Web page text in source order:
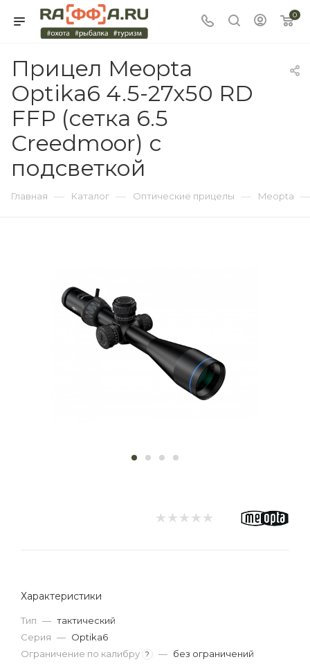
0
Прицел Meopta
Optika6 4.5-27x50 RD
FFP (сетка 6.5
Creedmoor) с
подсветкой
Главная — Каталог — Оптические прицелы — Meopta —
Характеристики
Тип — тактический
Серия — Optika6
Ограничение по калибру ? — без ограничений